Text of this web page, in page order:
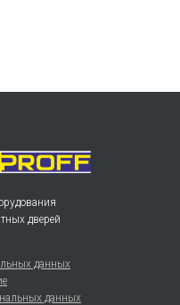
дверей
данных
данных